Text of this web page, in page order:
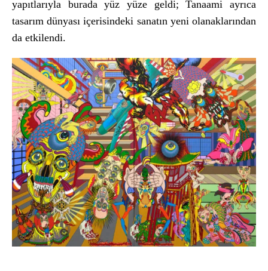
yapıtlarıyla burada yüz yüze geldi; Tanaami ayrıca
tasarım dünyası içerisindeki sanatın yeni olanaklarından
da etkilendi.